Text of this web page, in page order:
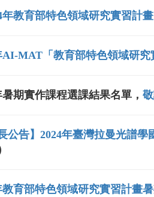
年教育部特色領域研究實習計
AI-MAT「教育部特色領域研
暑期實作課程選課結果名單，
長公告】2024年臺灣拉曼光譜
教育部特色領域研究實習計畫